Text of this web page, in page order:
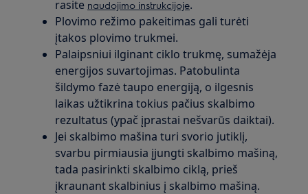
rasite naudojimo instrukcijoje.
Plovimo režimo pakeitimas gali turėti
įtakos plovimo trukmei.
Palaipsniui ilginant ciklo trukmę, sumažėja
energijos suvartojimas. Patobulinta
šildymo fazė taupo energiją, o ilgesnis
laikas užtikrina tokius pačius skalbimo
rezultatus (ypač įprastai nešvarūs daiktai).
Jei skalbimo mašina turi svorio jutiklį,
svarbu pirmiausia įjungti skalbimo mašiną,
tada pasirinkti skalbimo ciklą, prieš
įkraunant skalbinius į skalbimo mašiną.